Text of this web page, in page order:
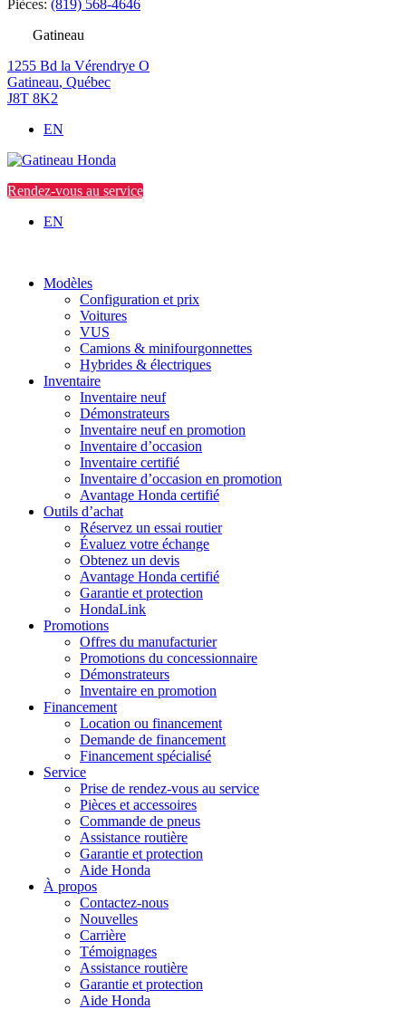
Pièces: (819) 568-4646
Gatineau
1255 Bd la Vérendrye O
Gatineau, Québec
J8T 8K2
EN
Rendez-vous au service
EN
Modèles
Configuration et prix
Voitures
VUS
Camions & minifourgonnettes
Hybrides & électriques
Inventaire
Inventaire neuf
Démonstrateurs
Inventaire neuf en promotion
Inventaire d’occasion
Inventaire certifié
Inventaire d’occasion en promotion
Avantage Honda certifié
Outils d’achat
Réservez un essai routier
Évaluez votre échange
Obtenez un devis
Avantage Honda certifié
Garantie et protection
HondaLink
Promotions
Offres du manufacturier
Promotions du concessionnaire
Démonstrateurs
Inventaire en promotion
Financement
Location ou financement
Demande de financement
Financement spécialisé
Service
Prise de rendez-vous au service
Pièces et accessoires
Commande de pneus
Assistance routière
Garantie et protection
Aide Honda
À propos
Contactez-nous
Nouvelles
Carrière
Témoignages
Assistance routière
Garantie et protection
Aide Honda